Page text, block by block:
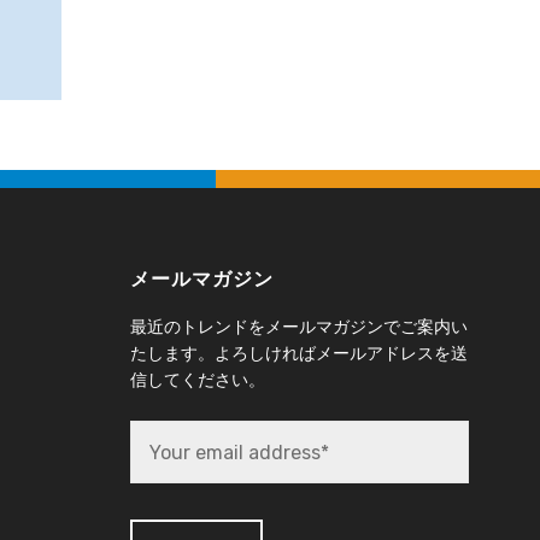
メールマガジン
最近のトレンドをメールマガジンでご案内い
たします。よろしければメールアドレスを送
信してください。